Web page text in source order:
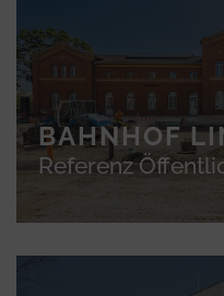
BAHNHOF
Referenz